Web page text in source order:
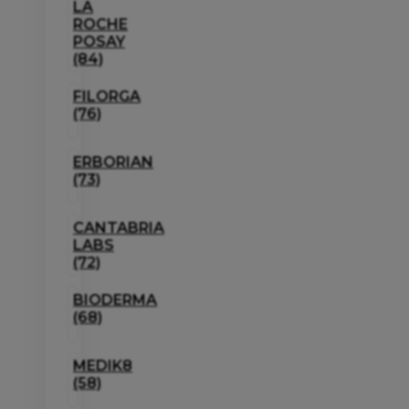
LA
ROCHE
POSAY
(84)
FILORGA
(76)
ERBORIAN
(73)
CANTABRIA
LABS
(72)
BIODERMA
(68)
MEDIK8
(58)